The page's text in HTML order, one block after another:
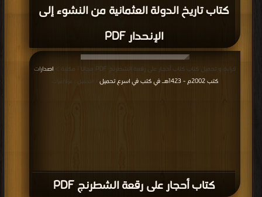
كتاب تاريخ الدولة العثمانية من النشوء إلى
الإنحدار PDF
كتاب أحجار على رقعة الشطرنج PDF
قراءة و تحميل كتاب كتاب أحجار على رقعة الشطرنج PDF مجانا | مكتبة >
اصدارات
كتب 2002م - 1423هـ في كتب في اسرع تحميل
| التحميل : مرة/مرات